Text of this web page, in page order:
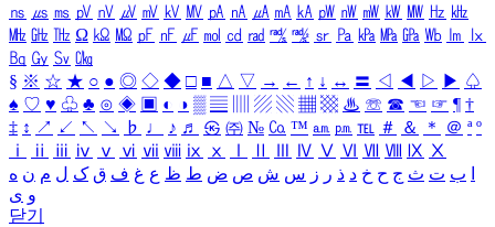
㎱ ㎲ ㎳ ㎴ ㎵ ㎶ ㎷ ㎸ ㎹ ㎀ ㎁ ㎂ ㎃ ㎄ ㎺ ㎻ ㎽ ㎾ ㎿ ㎐ ㎑
㎒ ㎓ ㎔ Ω ㏀ ㏁ ㎊ ㎋ ㎌ ㏖ ㏅ ㎭ ㎮ ㎯ ㏛ ㎩ ㎪ ㎫ ㎬ ㏝ ㏐
㏓
㏃ ㏉ ㏜ ㏆
§ ※ ☆ ★ ○ ● ◎ ◇ ◆ □ ■ △ ▽ → ← ↑ ↓ ↔ 〓 ◁ ◀ ▷ ▶ ♤
♠ ♡ ♥ ♧ ♣ ⊙ ◈ ▣ ◐ ◑ ▒ ▤ ▨ ▧ ▦ ▩ ♨ ☏ ☎ ☜ ☞ ¶ †
‡ ↕ ↗ ↙ ↖ ↘ ♭ ♩ ♪ ♬ ㉿ ㈜ № ㏇ ™ ㏂ ㏘ ℡ ＃ ＆ ＊ ＠ ª º
ⅰ
ⅱ ⅲ ⅳ ⅴ ⅵ ⅶ ⅷ ⅸ ⅹ Ⅳ Ⅴ Ⅵ Ⅶ Ⅷ Ⅸ Ⅹ
ب ت ث ج ح خ د ذ ر ز س ش ص ض ط ظ ع غ ف ق ک ل م ن ه
و ی
닫기